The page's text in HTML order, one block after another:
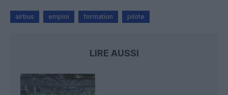
airbus emploi formation pilote
LIRE AUSSI